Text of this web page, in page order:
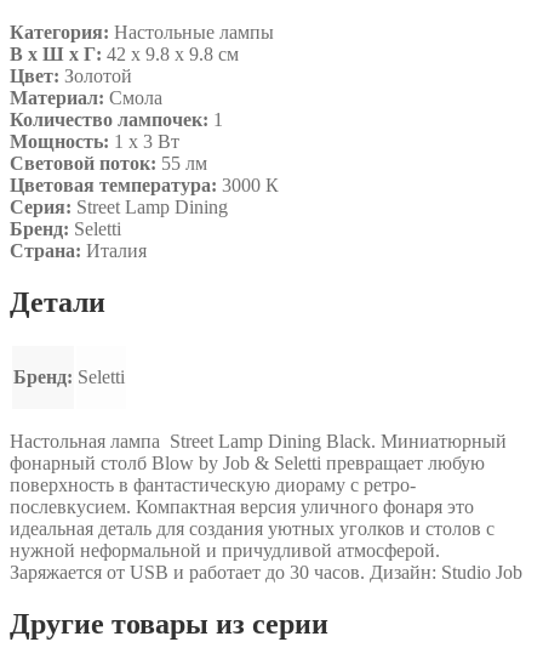
Категория: Настольные лампы
В х Ш х Г: 42 x 9.8 x 9.8 см
Цвет: Золотой
Материал: Смола
Количество лампочек: 1
Мощность: 1 x 3 Вт
Световой поток: 55 лм
Цветовая температура: 3000 К
Серия: Street Lamp Dining
Бренд: Seletti
Страна: Италия
Детали
Бренд: Seletti
Настольная лампа Street Lamp Dining Black. Миниатюрный
фонарный столб Blow by Job & Seletti превращает любую
поверхность в фантастическую диораму с ретро-
послевкусием. Компактная версия уличного фонаря это
идеальная деталь для создания уютных уголков и столов с
нужной неформальной и причудливой атмосферой.
Заряжается от USB и работает до 30 часов. Дизайн: Studio Job
Другие товары из серии